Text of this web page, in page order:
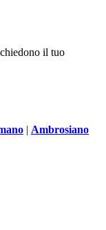
il tuo
| Ambrosiano